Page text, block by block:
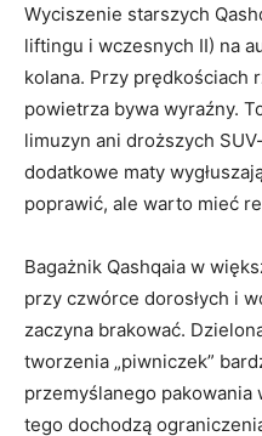
Wyciszenie starszych
liftingu i wczesnych II) na
kolana. Przy prędkościach
powietrza bywa wyraźny.
limuzyn ani droższych
dodatkowe maty
poprawić, ale warto mieć
Bagażnik Qashqaia w
przy czwórce dorosłych i
zaczyna brakować.
tworzenia „piwniczek”
przemyślanego pakowania
tego dochodzą